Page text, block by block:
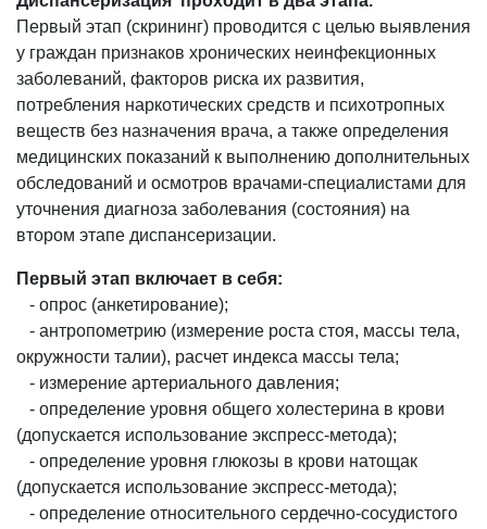
Первый этап (скрининг) проводится с целью выявления
у граждан признаков хронических неинфекционных
заболеваний, факторов риска их развития,
потребления наркотических средств и психотропных
веществ без назначения врача, а также определения
медицинских показаний к выполнению дополнительных
обследований и осмотров врачами-специалистами для
уточнения диагноза заболевания (состояния) на
втором этапе диспансеризации.
Первый этап включает в себя:
- опрос (анкетирование);
- антропометрию (измерение роста стоя, массы тела,
окружности талии), расчет индекса массы тела;
- измерение артериального давления;
- определение уровня общего холестерина в крови
(допускается использование экспресс-метода);
- определение уровня глюкозы в крови натощак
(допускается использование экспресс-метода);
- определение относительного сердечно-сосудистого